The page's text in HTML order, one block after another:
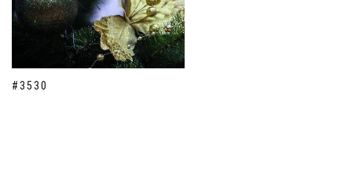
#3530